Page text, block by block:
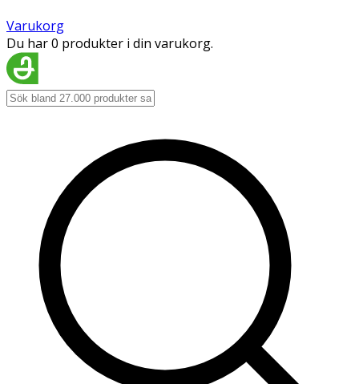
Varukorg
Du har 0 produkter i din varukorg.